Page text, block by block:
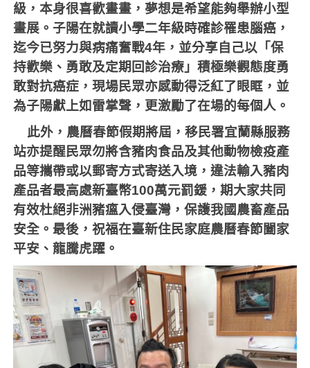
級，本身很喜歡畫畫，夢想是希望能夠舉辦小型
畫展。子陽在就讀小學二年級時確診罹患腦癌，
迄今已努力與病痛奮戰4年，並分享自己以「保
持歡樂、勇敢及定期回診治療」積極樂觀態度勇
敢對抗癌症，現場民眾亦感動得泛紅了眼眶，並
為子陽獻上如雷掌聲，更激勵了在場的每個人。
此外，農曆春節假期將屆，移民署宜蘭縣服務
站亦提醒民眾勿將含豬肉食品及其他動物檢疫產
品等攜帶或以郵寄方式寄送入境，違法輸入豬肉
產品者最高處新臺幣100萬元罰鍰，期大家共同
有效杜絕非洲豬瘟入侵臺灣，保護我國農畜產品
安全。最後，祝福在臺新住民家庭農曆春節闔家
平安、龍騰虎躍。